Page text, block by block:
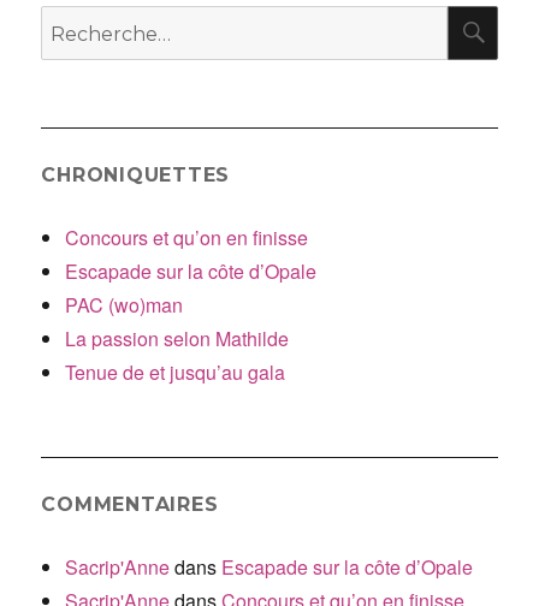
Recherche
pour
CHRONIQUETTES
Concours et qu’on en finisse
Escapade sur la côte d’Opale
PAC (wo)man
La passion selon Mathilde
Tenue de et jusqu’au gala
COMMENTAIRES
Sacrip'Annedans Escapade sur la côte d’Opale